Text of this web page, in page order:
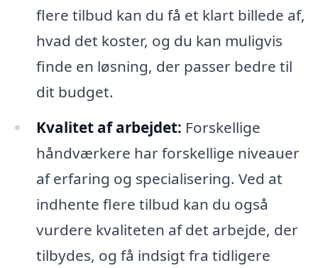
flere tilbud kan du få et klart billede af,
hvad det koster, og du kan muligvis
finde en løsning, der passer bedre til
dit budget.
Kvalitet af arbejdet: Forskellige
håndværkere har forskellige niveauer
af erfaring og specialisering. Ved at
indhente flere tilbud kan du også
vurdere kvaliteten af det arbejde, der
tilbydes, og få indsigt fra tidligere